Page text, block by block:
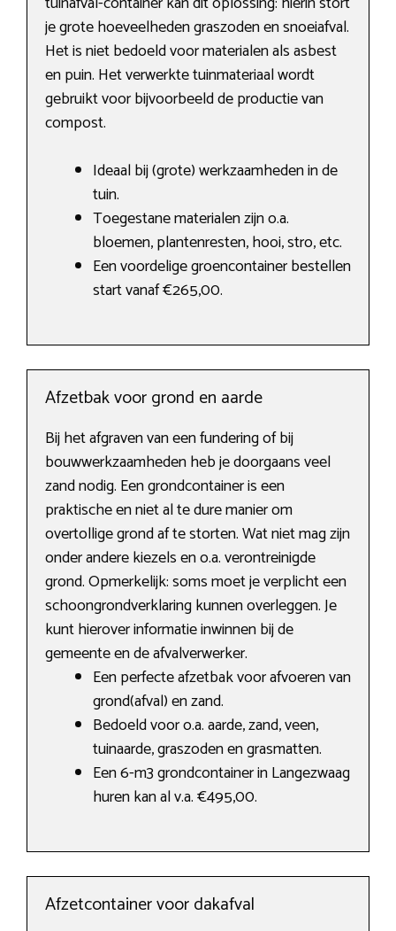
je grote hoeveelheden graszoden en snoeiafval.
Het is niet bedoeld voor materialen als asbest
en puin. Het verwerkte tuinmateriaal wordt
gebruikt voor bijvoorbeeld de productie van
compost.
Ideaal bij (grote) werkzaamheden in de
tuin.
Toegestane materialen zijn o.a.
bloemen, plantenresten, hooi, stro, etc.
Een voordelige groencontainer bestellen
start vanaf €265,00.
Afzetbak voor grond en aarde
Bij het afgraven van een fundering of bij
bouwwerkzaamheden heb je doorgaans veel
zand nodig. Een grondcontainer is een
praktische en niet al te dure manier om
overtollige grond af te storten. Wat niet mag zijn
onder andere kiezels en o.a. verontreinigde
grond. Opmerkelijk: soms moet je verplicht een
schoongrondverklaring kunnen overleggen. Je
kunt hierover informatie inwinnen bij de
gemeente en de afvalverwerker.
Een perfecte afzetbak voor afvoeren van
grond(afval) en zand.
Bedoeld voor o.a. aarde, zand, veen,
tuinaarde, graszoden en grasmatten.
Een 6-m3 grondcontainer in Langezwaag
huren kan al v.a. €495,00.
Afzetcontainer voor dakafval